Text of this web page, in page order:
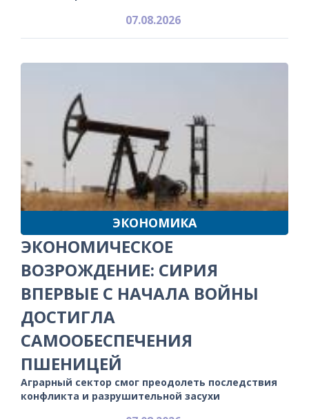
07.08.2026
ЭКОНОМИКА
ЭКОНОМИЧЕСКОЕ
ВОЗРОЖДЕНИЕ: СИРИЯ
ВПЕРВЫЕ С НАЧАЛА ВОЙНЫ
ДОСТИГЛА
САМООБЕСПЕЧЕНИЯ
ПШЕНИЦЕЙ
Аграрный сектор смог преодолеть последствия
конфликта и разрушительной засухи